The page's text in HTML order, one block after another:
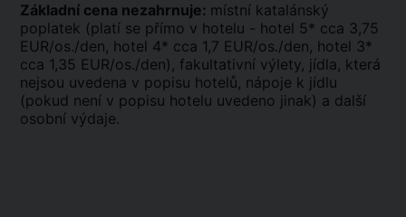
Základní cena nezahrnuje: místní katalánský
poplatek (platí se přímo v hotelu - hotel 5* cca 3,75
EUR/os./den, hotel 4* cca 1,7 EUR/os./den, hotel 3*
cca 1,35 EUR/os./den), fakultativní výlety, jídla, která
nejsou uvedena v popisu hotelů, nápoje k jídlu
(pokud není v popisu hotelu uvedeno jinak) a další
osobní výdaje.